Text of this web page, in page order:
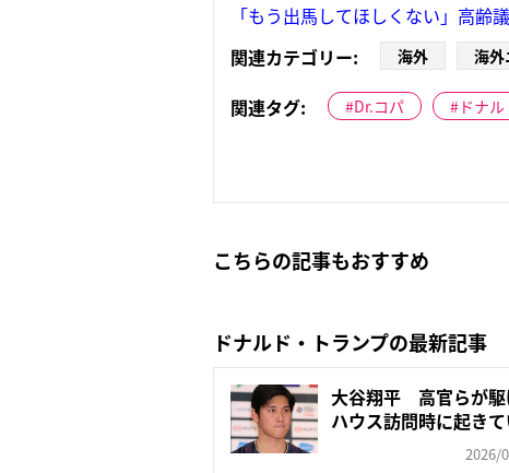
「もう出馬してほしくない」高
関連カテゴリー:
海外 海外
関連タグ: Dr.コパ ドナ
こちらの記事もおすすめ
ドナルド・トランプの最新記事
大谷翔平 高官らが
ハウス訪問時に起き
2026/